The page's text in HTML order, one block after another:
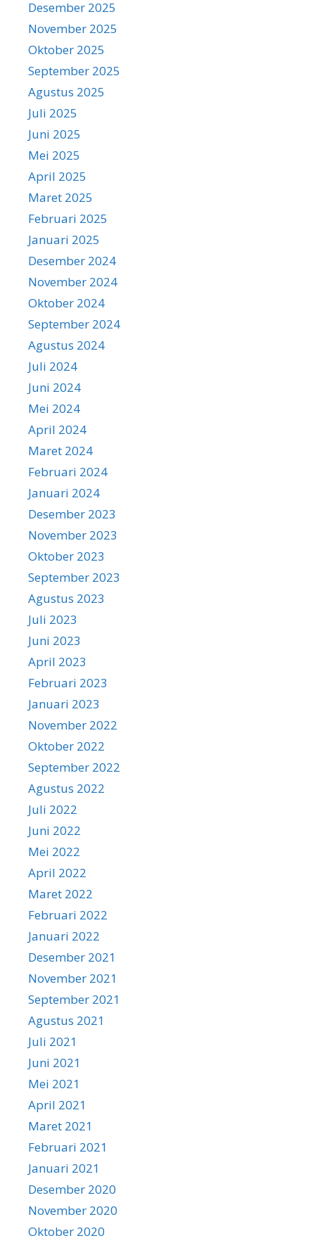
Desember 2025
November 2025
Oktober 2025
September 2025
Agustus 2025
Juli 2025
Juni 2025
Mei 2025
April 2025
Maret 2025
Februari 2025
Januari 2025
Desember 2024
November 2024
Oktober 2024
September 2024
Agustus 2024
Juli 2024
Juni 2024
Mei 2024
April 2024
Maret 2024
Februari 2024
Januari 2024
Desember 2023
November 2023
Oktober 2023
September 2023
Agustus 2023
Juli 2023
Juni 2023
April 2023
Februari 2023
Januari 2023
November 2022
Oktober 2022
September 2022
Agustus 2022
Juli 2022
Juni 2022
Mei 2022
April 2022
Maret 2022
Februari 2022
Januari 2022
Desember 2021
November 2021
September 2021
Agustus 2021
Juli 2021
Juni 2021
Mei 2021
April 2021
Maret 2021
Februari 2021
Januari 2021
Desember 2020
November 2020
Oktober 2020